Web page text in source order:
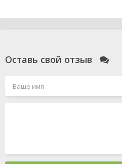
Оставь свой отзыв